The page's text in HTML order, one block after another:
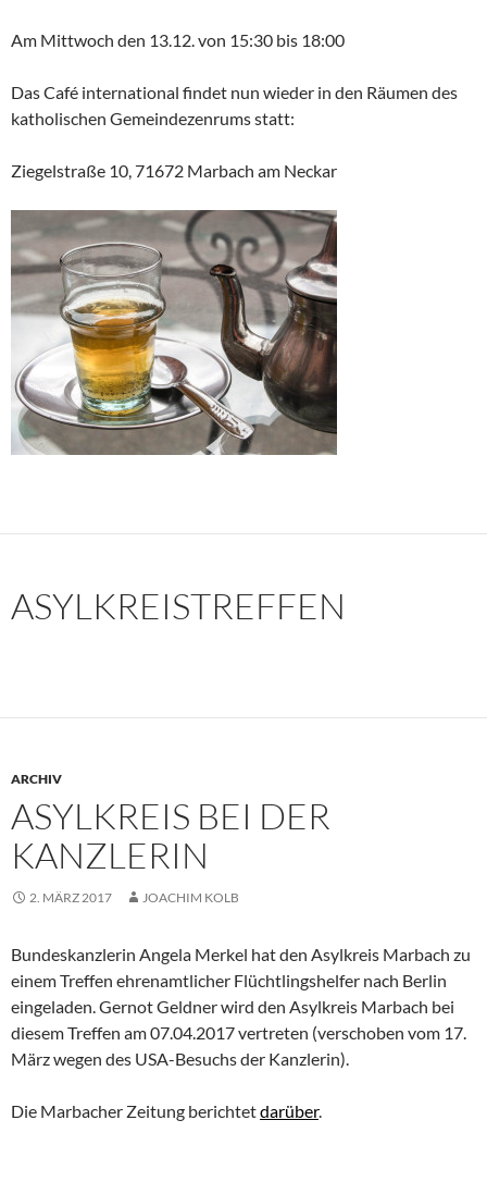
Am Mittwoch den 13.12. von 15:30 bis 18:00
Das Café international findet nun wieder in den Räumen des
katholischen Gemeindezenrums statt:
Ziegelstraße 10, 71672 Marbach am Neckar
ASYLKREISTREFFEN
ARCHIV
ASYLKREIS BEI DER
KANZLERIN
2. MÄRZ 2017 JOACHIM KOLB
Bundeskanzlerin Angela Merkel hat den Asylkreis Marbach zu
einem Treffen ehrenamtlicher Flüchtlingshelfer nach Berlin
eingeladen. Gernot Geldner wird den Asylkreis Marbach bei
diesem Treffen am 07.04.2017 vertreten (verschoben vom 17.
März wegen des USA-Besuchs der Kanzlerin).
Die Marbacher Zeitung berichtetdarüber.